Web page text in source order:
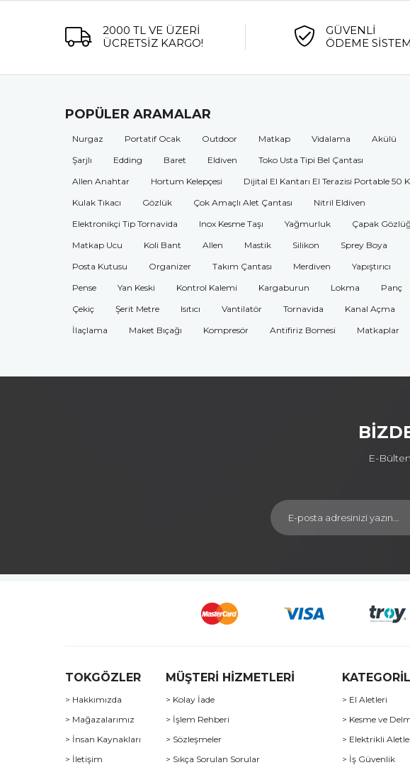
2000 TL VE ÜZERİ
ÜCRETSİZ KARGO!
GÜVENLİ
ÖDEME
POPÜLER ARAMALAR
Nurgaz Portatif Ocak Outdoor Matkap Vidalama
Akülü
Şarjlı
Edding Baret Eldiven
Toko Usta Tipi Bel Çantası
Allen Anahtar
Hortum Kelepçesi
Dijital El Kantarı El Terazisi Portable 50
Kulak Tıkacı
Gözlük Çok Amaçlı Alet Çantası
Nitril Eldiven
Elektronikçi Tip Tornavida
Inox Kesme Taşı Yağmurluk
Çapak
Matkap Ucu
Koli Bant Allen Mastik Silikon
Sprey Boya
Posta Kutusu
Organizer Takım Çantası Merdiven
Yapıştırıcı
Pense
Yan Keski Kontrol Kalemi Kargaburun Lokma
Panç
Çekiç
Şerit Metre Isıtıcı Vantilatör Tornavida
Kanal Açma
İlaçlama
Maket Bıçağı Kompresör Antifiriz Bomesi Matkaplar
E-
TOKGÖZLER
> Hakkımızda
> Mağazalarımız
> İnsan Kaynakları
> İletişim
MÜŞTERİ HİZMETLERİ
> Kolay İade
> İşlem Rehberi
> Sözleşmeler
> Sıkça Sorulan Sorular
> El Aletleri
> Kesme ve
> Elektrikli
> İş Güvenlik